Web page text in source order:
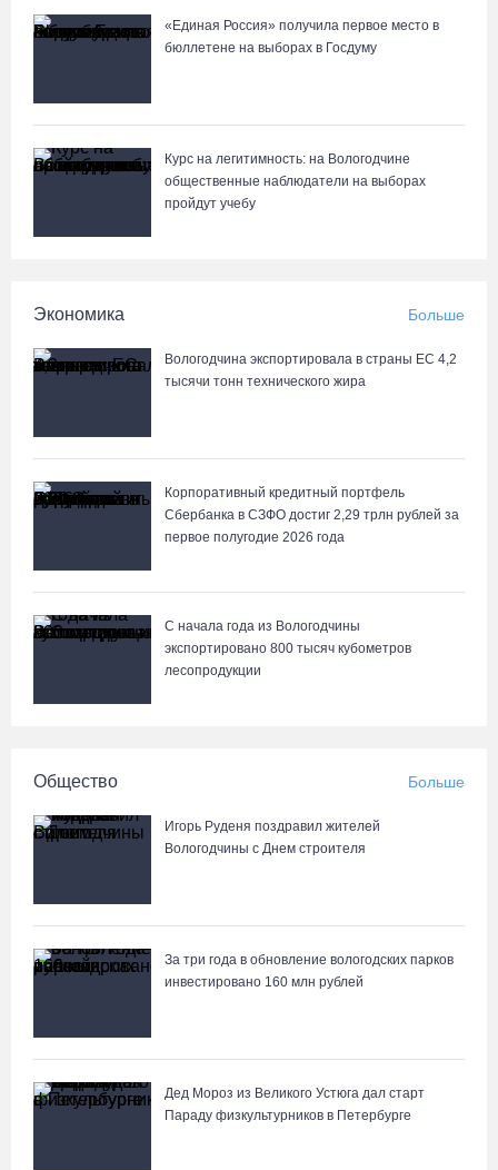
«Единая Россия» получила первое место в
бюллетене на выборах в Госдуму
Курс на легитимность: на Вологодчине
общественные наблюдатели на выборах
пройдут учебу
Экономика Больше
Вологодчина экспортировала в страны ЕС 4,2
тысячи тонн технического жира
Корпоративный кредитный портфель
Сбербанка в СЗФО достиг 2,29 трлн рублей за
первое полугодие 2026 года
С начала года из Вологодчины
экспортировано 800 тысяч кубометров
лесопродукции
Общество Больше
Игорь Руденя поздравил жителей
Вологодчины с Днем строителя
За три года в обновление вологодских парков
инвестировано 160 млн рублей
Дед Мороз из Великого Устюга дал старт
Параду физкультурников в Петербурге